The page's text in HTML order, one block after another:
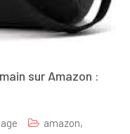
sur Amazon :
amazon,